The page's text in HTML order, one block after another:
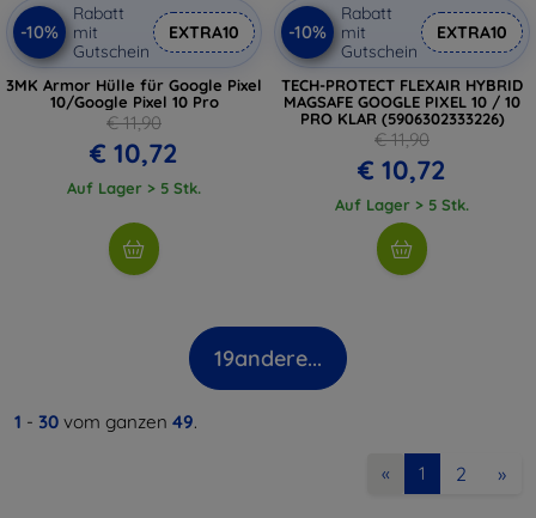
-10%
Rabatt
mit
Gutschein
EXTRA10
3MK Armor Hülle für Google Pixel
10/Google Pixel 10 Pro
€ 11,90
€ 10,72
Auf Lager > 5 Stk.
-10%
Rabatt
mit
Gutschein
EXTRA10
TECH-PROTECT FLEXAIR HYBRID
MAGSAFE GOOGLE PIXEL 10 / 10
PRO KLAR (5906302333226)
€ 11,90
€ 10,72
Auf Lager > 5 Stk.
19andere...
1 - 30 vom ganzen 49.
« 1 2 »